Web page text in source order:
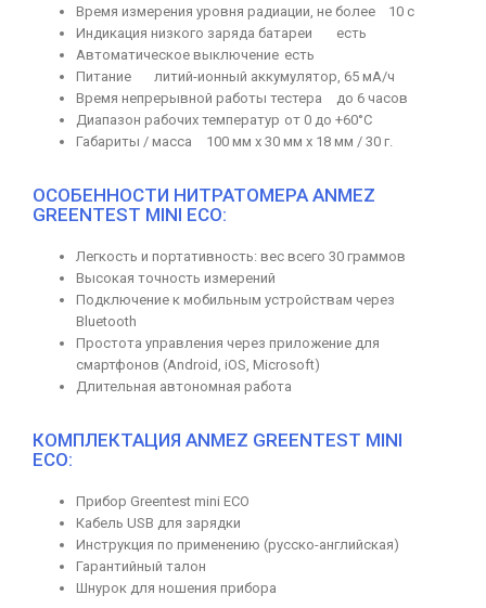
Время измерения уровня радиации, не более
10 с
Индикация низкого заряда батареи
есть
Автоматическое выключение есть
Питание
литий-ионный аккумулятор, 65 мА/ч
Время непрерывной работы тестера
до 6 часов
Диапазон рабочих температур от 0 до +60°С
Габариты / масса
100 мм x 30 мм x 18 мм / 30 г.
ОСОБЕННОСТИ НИТРАТОМЕРА ANMEZ
GREENTEST MINI ECO:
Легкость и портативность: вес всего 30 граммов
Высокая точность измерений
Подключение к мобильным устройствам через
Bluetooth
Простота управления через приложение для
смартфонов (Android, iOS, Microsoft)
Длительная автономная работа
КОМПЛЕКТАЦИЯ ANMEZ GREENTEST MINI
ECO:
Прибор Greentest mini ECO
Кабель USB для зарядки
Инструкция по применению (русско-английская)
Гарантийный талон
Шнурок для ношения прибора